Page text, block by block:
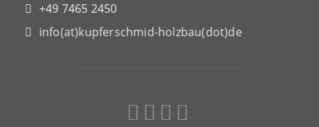
+49 7465 2450
info(at)kupferschmid-holzbau(dot)de